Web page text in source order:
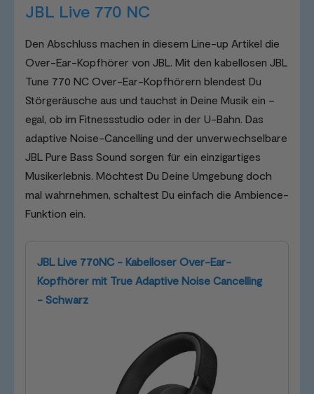
JBL Live 770 NC
Den Abschluss machen in diesem Line-up Artikel die
Over-Ear-Kopfhörer von JBL. Mit den kabellosen JBL
Tune 770 NC Over-Ear-Kopfhörern blendest Du
Störgeräusche aus und tauchst in Deine Musik ein –
egal, ob im Fitnessstudio oder in der U-Bahn. Das
adaptive Noise-Cancelling und der unverwechselbare
JBL Pure Bass Sound sorgen für ein einzigartiges
Musikerlebnis. Möchtest Du Deine Umgebung doch
mal wahrnehmen, schaltest Du einfach die Ambience-
Funktion ein.
JBL Live 770NC - Kabelloser Over-Ear-
Kopfhörer mit True Adaptive Noise Cancelling
- Schwarz